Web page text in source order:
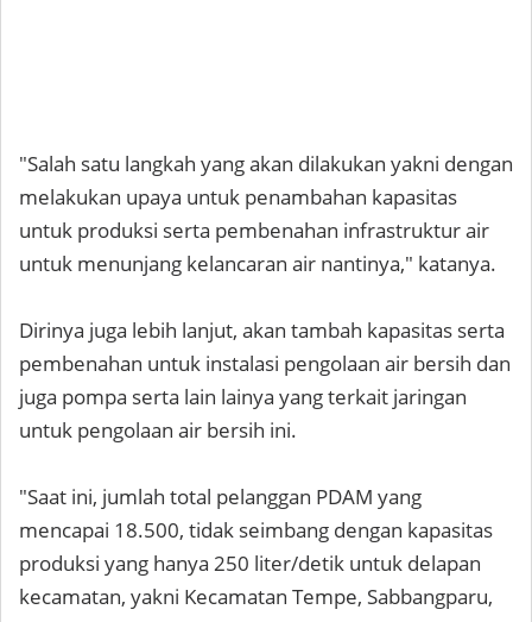
"Salah satu langkah yang akan dilakukan yakni dengan
melakukan upaya untuk penambahan kapasitas
untuk produksi serta pembenahan infrastruktur air
untuk menunjang kelancaran air nantinya," katanya.
Dirinya juga lebih lanjut, akan tambah kapasitas serta
pembenahan untuk instalasi pengolaan air bersih dan
juga pompa serta lain lainya yang terkait jaringan
untuk pengolaan air bersih ini.
"Saat ini, jumlah total pelanggan PDAM yang
mencapai 18.500, tidak seimbang dengan kapasitas
produksi yang hanya 250 liter/detik untuk delapan
kecamatan, yakni Kecamatan Tempe, Sabbangparu,